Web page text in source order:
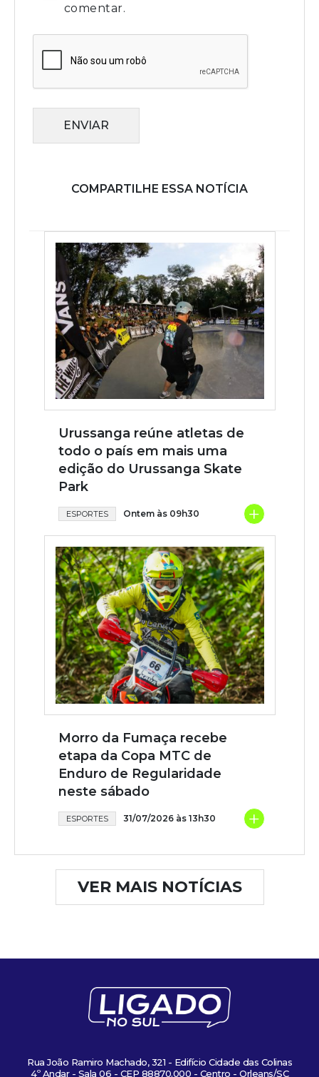
comentar.
ENVIAR
COMPARTILHE ESSA NOTÍCIA
Urussanga reúne atletas de
todo o país em mais uma
edição do Urussanga Skate
Park
ESPORTES Ontem às 09h30 +
Morro da Fumaça recebe
etapa da Copa MTC de
Enduro de Regularidade
neste sábado
ESPORTES 31/07/2026 às 13h30 +
VER MAIS NOTÍCIAS
Rua João Ramiro Machado, 321 - Edifício Cidade das Colinas
4º Andar - Sala 06 - CEP 88870.000 - Centro - Orleans/SC